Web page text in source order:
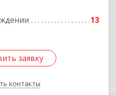
13
заявку
контакты
заявку